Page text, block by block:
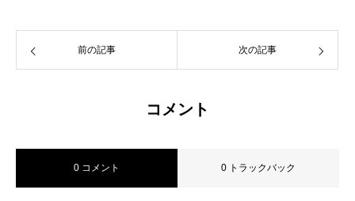
前の記事 次の記事
コメント
0 コメント 0 トラックバック